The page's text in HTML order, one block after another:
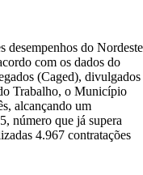
desempenhos do Nordeste
com os dados do
(Caged), divulgados
Trabalho, o Município
alcançando um
número que já supera
4.967 contratações